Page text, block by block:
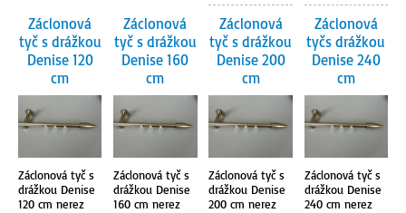
Záclonová
tyč s drážkou
Denise 120
cm
Záclonová tyč s
drážkou Denise
120 cm nerez
Záclonová
tyč s drážkou
Denise 160
cm
Záclonová tyč s
drážkou Denise
160 cm nerez
Záclonová
tyč s drážkou
Denise 200
cm
Záclonová tyč s
drážkou Denise
200 cm nerez
Záclonová
tyčs drážkou
Denise 240
cm
Záclonová tyč s
drážkou Denise
240 cm nerez